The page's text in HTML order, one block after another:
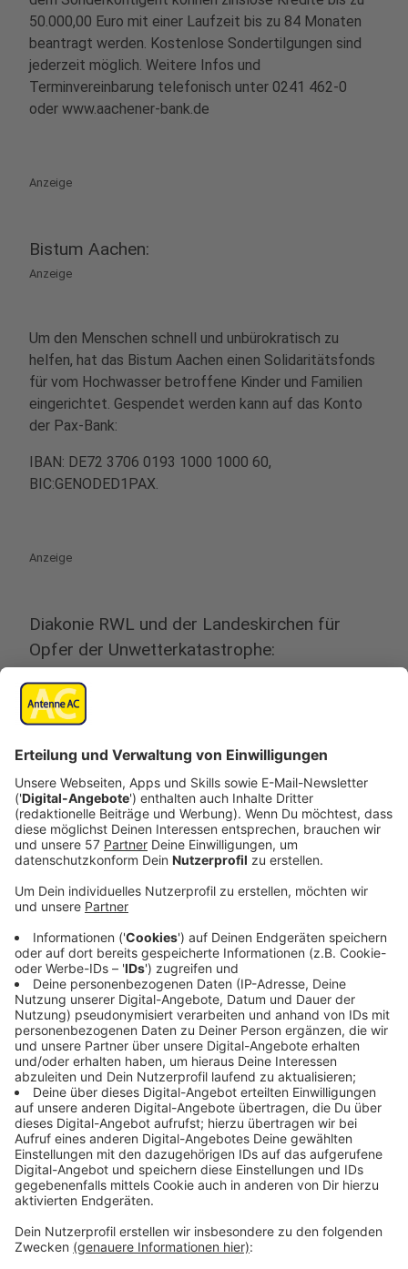
50.000,00 Euro mit einer Laufzeit bis zu 84 Monaten
beantragt werden. Kostenlose Sondertilgungen sind
jederzeit möglich. Weitere Infos und
Terminvereinbarung telefonisch unter 0241 462-0
oder www.aachener-bank.de
Anzeige
Bistum Aachen:
Anzeige
Um den Menschen schnell und unbürokratisch zu
helfen, hat das Bistum Aachen einen Solidaritätsfonds
für vom Hochwasser betroffene Kinder und Familien
eingerichtet. Gespendet werden kann auf das Konto
der Pax-Bank:
IBAN: DE72 3706 0193 1000 1000 60,
BIC:GENODED1PAX.
Anzeige
Diakonie RWL und der Landeskirchen für
Opfer der Unwetterkatastrophe:
Lippe e.V. – Diakonie RWL
IBAN: DE79 3506 0190 1014 1550 20
Stichwort: Hochwasser-Hilfe
Anzeige
Stadt Stolberg:
Anzeige
Die Stadt Stolberg hat ein Spendenkonto
eingerichtet.
"Wir freuen uns über jede noch so kleine Geldspende,
damit wir die Wiederherrichtung der Infrastruktur und
der Versorgung unserer Bevölkerung umfassend weiter
vorantreiben können" - schreibt die Stadt.
Inhaber: Kupferstadt Stolberg